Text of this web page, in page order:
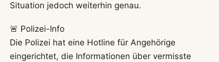
Situation jedoch weiterhin genau.
🚨 Polizei-Info
Die Polizei hat eine Hotline für Angehörige
eingerichtet, die Informationen über vermisste